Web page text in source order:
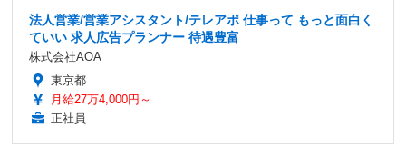
法人営業/営業アシスタント/テレアポ 仕事って もっと面白く
ていい 求人広告プランナー 待遇豊富
株式会社AOA
東京都
月給27万4,000円～
正社員